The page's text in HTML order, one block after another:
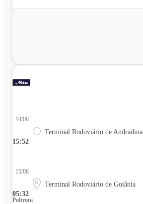
15:52
14/08
Terminal Rodoviário de Andradina
05:32
15/08
Terminal Rodoviário de Goiânia
Poltrona